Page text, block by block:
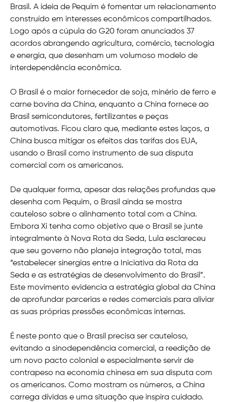
Brasil. A ideia de Pequim é fomentar um relacionamento
construído em interesses econômicos compartilhados.
Logo após a cúpula do G20 foram anunciados 37
acordos abrangendo agricultura, comércio, tecnologia
e energia, que desenham um volumoso modelo de
interdependência econômica.
O Brasil é o maior fornecedor de soja, minério de ferro e
carne bovina da China, enquanto a China fornece ao
Brasil semicondutores, fertilizantes e peças
automotivas. Ficou claro que, mediante estes laços, a
China busca mitigar os efeitos das tarifas dos EUA,
usando o Brasil como instrumento de sua disputa
comercial com os americanos.
De qualquer forma, apesar das relações profundas que
desenha com Pequim, o Brasil ainda se mostra
cauteloso sobre o alinhamento total com a China.
Embora Xi tenha como objetivo que o Brasil se junte
integralmente à Nova Rota da Seda, Lula esclareceu
que seu governo não planeja integração total, mas
“estabelecer sinergias entre a Iniciativa da Rota da
Seda e as estratégias de desenvolvimento do Brasil”.
Este movimento evidencia a estratégia global da China
de aprofundar parcerias e redes comerciais para aliviar
as suas próprias pressões econômicas internas.
É neste ponto que o Brasil precisa ser cauteloso,
evitando a sinodependência comercial, a reedição de
um novo pacto colonial e especialmente servir de
contrapeso na economia chinesa em sua disputa com
os americanos. Como mostram os números, a China
carrega dívidas e uma situação que inspira cuidado.